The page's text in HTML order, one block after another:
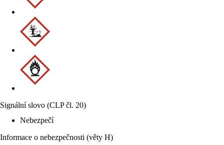
Signální slovo (CLP čl. 20)
Nebezpečí
Informace o nebezpečnosti (věty H)